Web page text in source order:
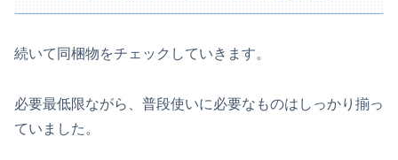
続いて同梱物をチェックしていきます。
必要最低限ながら、普段使いに必要なものはしっかり揃っ
ていました。